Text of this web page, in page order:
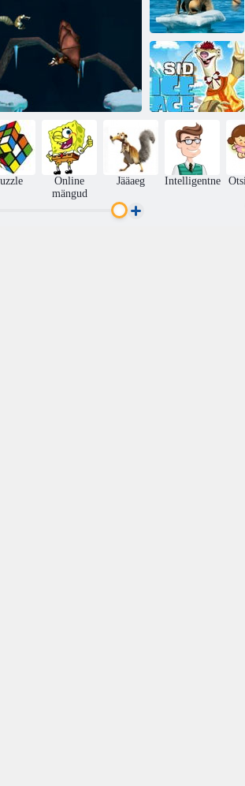
Jääaeg 4.
Värvimine
Sidi jääaeg
Online
mängud
Jääaeg Intelligentne